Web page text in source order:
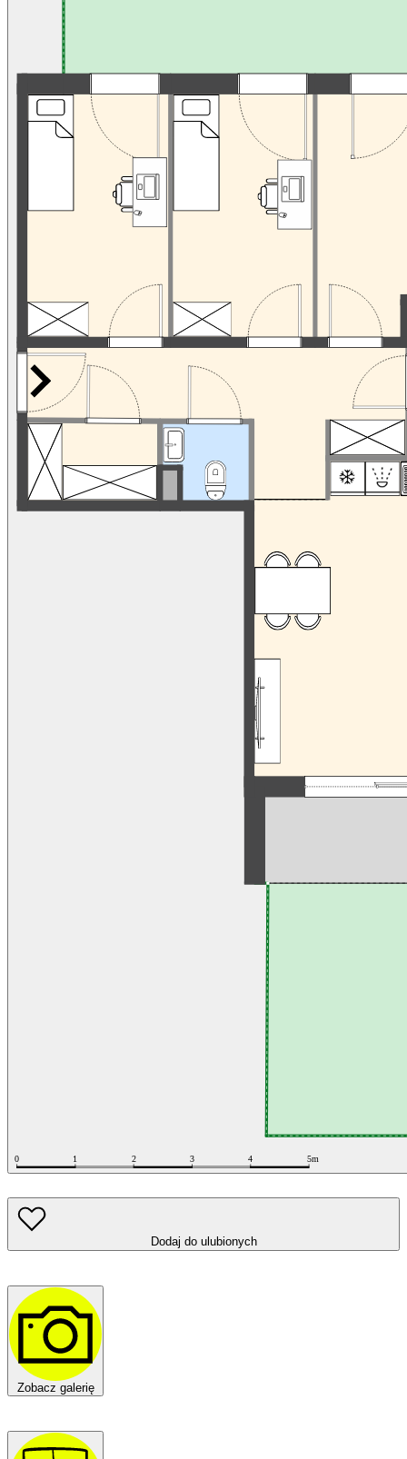
Dodaj do ulubionych
Zobacz galerię